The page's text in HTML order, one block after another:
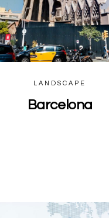
LANDSCAPE
Barcelona